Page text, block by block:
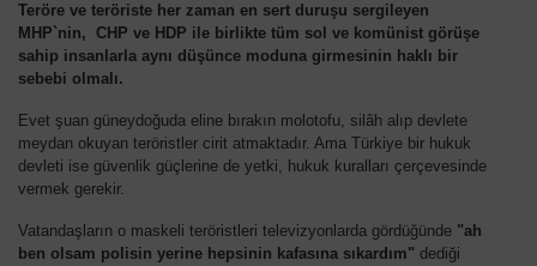
Teröre ve teröriste her zaman en sert duruşu sergileyen
MHP`nin, CHP ve HDP ile birlikte tüm sol ve komünist görüşe
sahip insanlarla aynı düşünce moduna girmesinin haklı bir
sebebi olmalı.
Evet şuan güneydoğuda eline bırakın molotofu, silâh alıp devlete
meydan okuyan teröristler cirit atmaktadır. Ama Türkiye bir hukuk
devleti ise güvenlik güçlerine de yetki, hukuk kuralları çerçevesinde
vermek gerekir.
Vatandaşların o maskeli teröristleri televizyonlarda gördüğünde "ah
ben olsam polisin yerine hepsinin kafasına sıkardım" dediği